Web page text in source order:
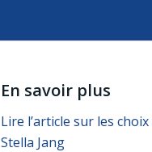
En savoir plus
Lire l’article sur les choix
Stella Jang